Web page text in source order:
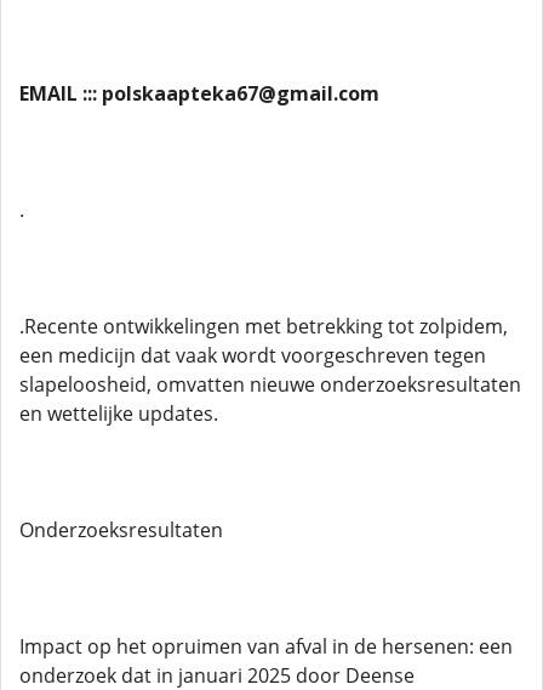
EMAIL ::: polskaapteka67@gmail.com
.
.Recente ontwikkelingen met betrekking tot zolpidem,
een medicijn dat vaak wordt voorgeschreven tegen
slapeloosheid, omvatten nieuwe onderzoeksresultaten
en wettelijke updates.
Onderzoeksresultaten
Impact op het opruimen van afval in de hersenen: een
onderzoek dat in januari 2025 door Deense